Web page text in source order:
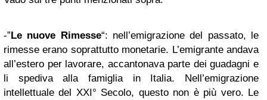
-”Le nuove Rimesse“: nell’emigrazione del passato, le
rimesse erano soprattutto monetarie. L’emigrante andava
all’estero per lavorare, accantonava parte dei guadagni e
li spediva alla famiglia in Italia. Nell’emigrazione
intellettuale del XXI° Secolo, questo non è più vero. Le